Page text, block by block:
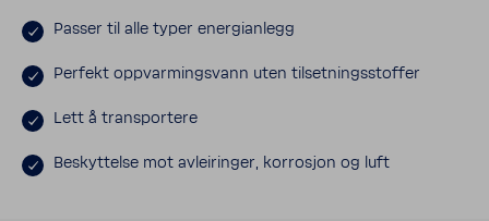
Passer til alle typer energianlegg
Perfekt oppvarmingsvann uten tilsetningsstoffer
Lett å transportere
Beskyttelse mot avleiringer, korrosjon og luft